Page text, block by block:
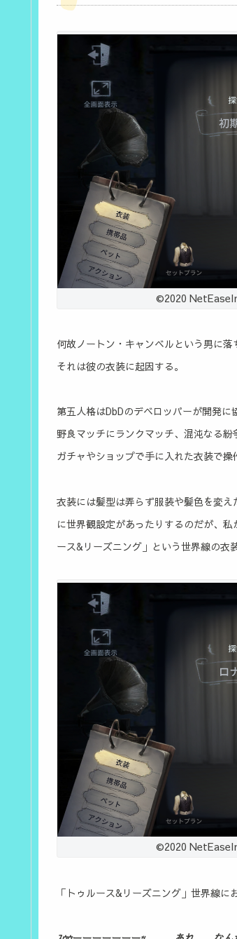
©2020
何故ノートン・キャンベルという男に落
それは彼の衣装に起因する。
第五人格はDbDのデベロッパーが開発に
野良マッチにランクマッチ、混沌なる
ガチャやショップで手に入れた衣装で操
衣装には髪型は弄らず服装や髪色を変
に世界観設定があったりするのだが、
ース&リーズニング」という世界線の衣
©2020
「トゥルース&リーズニング」世界線